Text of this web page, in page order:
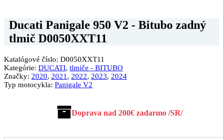
Ducati Panigale 950 V2 - Bitubo zadný
tlmič D0050XXT11
Katalógové číslo: D0050XXT11
Kategórie: DUCATI, tlmiče - BITUBO
Značky: 2020, 2021 , 2022, 2023, 2024
Typ motocykla: Panigale V2
Doprava nad 200€ zadarmo /SR/